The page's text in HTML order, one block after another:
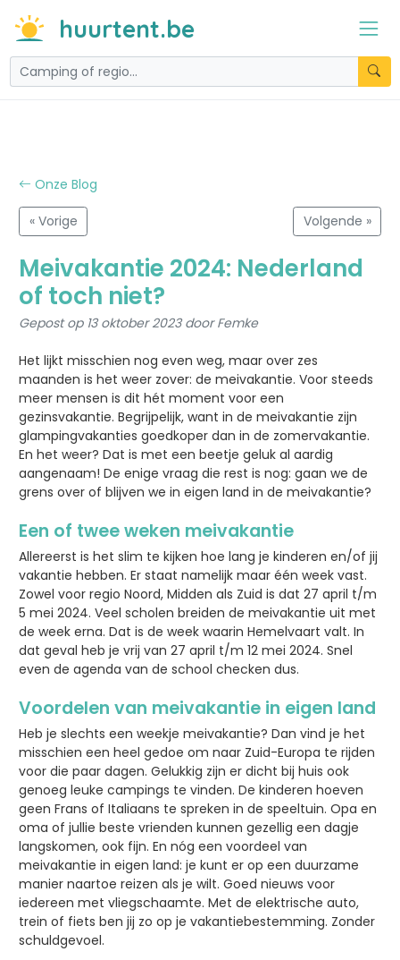
huurtent.be
Onze Blog
« Vorige Volgende »
Meivakantie 2024: Nederland
of toch niet?
Gepost op 13 oktober 2023 door Femke
Het lijkt misschien nog even weg, maar over zes
maanden is het weer zover: de meivakantie. Voor steeds
meer mensen is dit hét moment voor een
gezinsvakantie. Begrijpelijk, want in de meivakantie zijn
glampingvakanties goedkoper dan in de zomervakantie.
En het weer? Dat is met een beetje geluk al aardig
aangenaam! De enige vraag die rest is nog: gaan we de
grens over of blijven we in eigen land in de meivakantie?
Een of twee weken meivakantie
Allereerst is het slim te kijken hoe lang je kinderen en/of jij
vakantie hebben. Er staat namelijk maar één week vast.
Zowel voor regio Noord, Midden als Zuid is dat 27 april t/m
5 mei 2024. Veel scholen breiden de meivakantie uit met
de week erna. Dat is de week waarin Hemelvaart valt. In
dat geval heb je vrij van 27 april t/m 12 mei 2024. Snel
even de agenda van de school checken dus.
Voordelen van meivakantie in eigen land
Heb je slechts een weekje meivakantie? Dan vind je het
misschien een heel gedoe om naar Zuid-Europa te rijden
voor die paar dagen. Gelukkig zijn er dicht bij huis ook
genoeg leuke campings te vinden. De kinderen hoeven
geen Frans of Italiaans te spreken in de speeltuin. Opa en
oma of jullie beste vrienden kunnen gezellig een dagje
langskomen, ook fijn. En nóg een voordeel van
meivakantie in eigen land: je kunt er op een duurzame
manier naartoe reizen als je wilt. Goed nieuws voor
iedereen met vliegschaamte. Met de elektrische auto,
trein of fiets ben jij zo op je vakantiebestemming. Zonder
schuldgevoel.